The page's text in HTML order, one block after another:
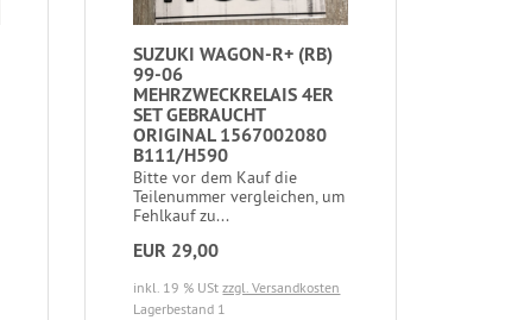
SUZUKI WAGON-R+ (RB)
99-06
MEHRZWECKRELAIS 4ER
SET GEBRAUCHT
ORIGINAL 1567002080
B111/H590
Bitte vor dem Kauf die
Teilenummer vergleichen, um
Fehlkauf zu...
EUR 29,00
inkl. 19 % UStzzgl. Versandkosten
Lagerbestand 1